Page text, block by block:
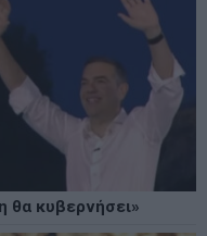
θα κυβερνήσει»